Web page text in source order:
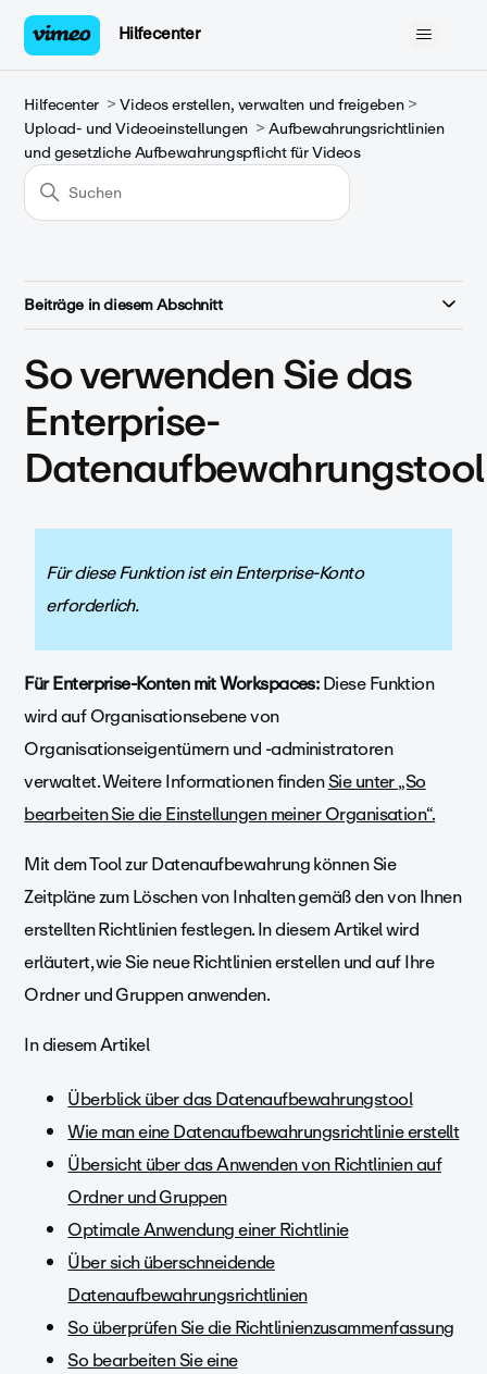
Hilfecenter
Hilfecenter
Videos erstellen, verwalten und freigeben
Upload- und Videoeinstellungen
Aufbewahrungsrichtlinien
und gesetzliche Aufbewahrungspflicht für Videos
Beiträge in diesem Abschnitt
So verwenden Sie das
Enterprise-
Datenaufbewahrungstool
Für diese Funktion ist ein Enterprise-Konto
erforderlich.
Für Enterprise-Konten mit Workspaces:Diese Funktion
wird auf Organisationsebene von
Organisationseigentümern und -administratoren
verwaltet. Weitere Informationen findenSie unter „So
bearbeiten Sie die Einstellungen meiner Organisation“.
Mit dem Tool zur Datenaufbewahrung können Sie
Zeitpläne zum Löschen von Inhalten gemäß den von Ihnen
erstellten Richtlinien festlegen. In diesem Artikel wird
erläutert, wie Sie neue Richtlinien erstellen und auf Ihre
Ordner und Gruppen anwenden.
In diesem Artikel
Überblick über das Datenaufbewahrungstool
Wie man eine Datenaufbewahrungsrichtlinie erstellt
Übersicht über das Anwenden von Richtlinien auf
Ordner und Gruppen
Optimale Anwendung einer Richtlinie
Über sich überschneidende
Datenaufbewahrungsrichtlinien
So überprüfen Sie die Richtlinienzusammenfassung
So bearbeiten Sie eine